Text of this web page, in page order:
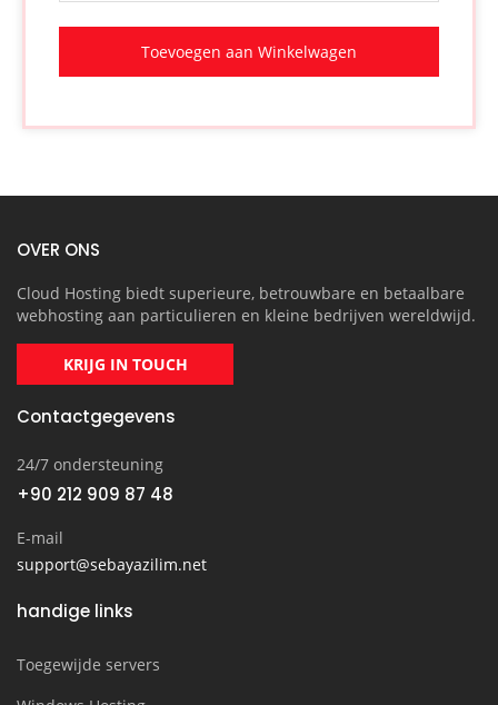
Toevoegen aan Winkelwagen
OVER ONS
Cloud Hosting biedt superieure, betrouwbare en betaalbare
webhosting aan particulieren en kleine bedrijven wereldwijd.
KRIJG IN TOUCH
Contactgegevens
24/7 ondersteuning
+90 212 909 87 48
E-mail
support@sebayazilim.net
handige links
Toegewijde servers